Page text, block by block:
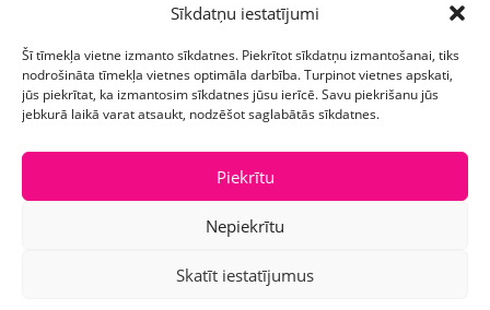
Sīkdatņu iestatījumi
Šī tīmekļa vietne izmanto sīkdatnes. Piekrītot sīkdatņu izmantošanai, tiks
nodrošināta tīmekļa vietnes optimāla darbība. Turpinot vietnes apskati,
jūs piekrītat, ka izmantosim sīkdatnes jūsu ierīcē. Savu piekrišanu jūs
jebkurā laikā varat atsaukt, nodzēšot saglabātās sīkdatnes.
Piekrītu
Nepiekrītu
Skatīt iestatījumus
Kontaktinformācija
Prezentreklāmas aģentūra “PARIS”
Reģ.nr.: 40103625328